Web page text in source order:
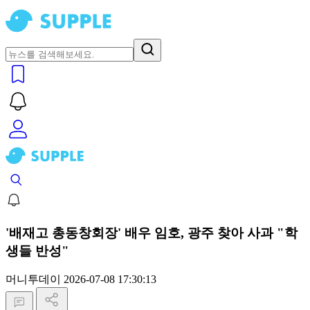
'배재고 총동창회장' 배우 임호, 광주 찾아 사과 "학
생들 반성"
머니투데이 2026-07-08 17:30:13